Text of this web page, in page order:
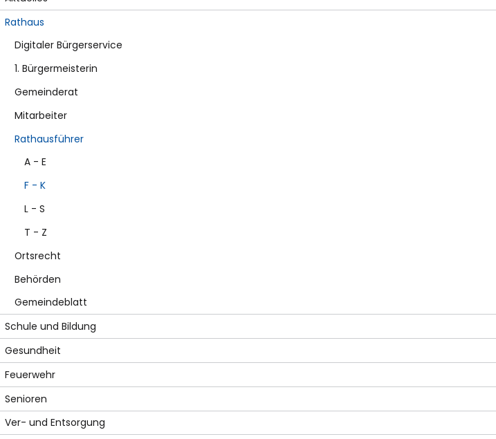
Rathaus
Digitaler Bürgerservice
1. Bürgermeisterin
Gemeinderat
Mitarbeiter
Rathausführer
A - E
F - K
L - S
T - Z
Ortsrecht
Behörden
Gemeindeblatt
Schule und Bildung
Gesundheit
Feuerwehr
Senioren
Ver- und Entsorgung